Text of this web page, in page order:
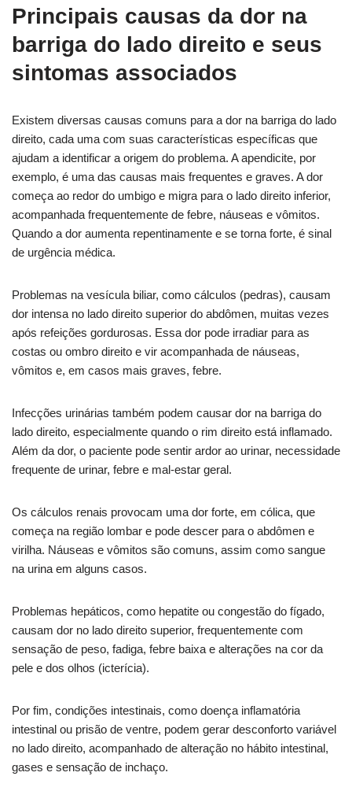
Principais causas da dor na
barriga do lado direito e seus
sintomas associados
Existem diversas causas comuns para a dor na barriga do lado
direito, cada uma com suas características específicas que
ajudam a identificar a origem do problema. A apendicite, por
exemplo, é uma das causas mais frequentes e graves. A dor
começa ao redor do umbigo e migra para o lado direito inferior,
acompanhada frequentemente de febre, náuseas e vômitos.
Quando a dor aumenta repentinamente e se torna forte, é sinal
de urgência médica.
Problemas na vesícula biliar, como cálculos (pedras), causam
dor intensa no lado direito superior do abdômen, muitas vezes
após refeições gordurosas. Essa dor pode irradiar para as
costas ou ombro direito e vir acompanhada de náuseas,
vômitos e, em casos mais graves, febre.
Infecções urinárias também podem causar dor na barriga do
lado direito, especialmente quando o rim direito está inflamado.
Além da dor, o paciente pode sentir ardor ao urinar, necessidade
frequente de urinar, febre e mal-estar geral.
Os cálculos renais provocam uma dor forte, em cólica, que
começa na região lombar e pode descer para o abdômen e
virilha. Náuseas e vômitos são comuns, assim como sangue
na urina em alguns casos.
Problemas hepáticos, como hepatite ou congestão do fígado,
causam dor no lado direito superior, frequentemente com
sensação de peso, fadiga, febre baixa e alterações na cor da
pele e dos olhos (icterícia).
Por fim, condições intestinais, como doença inflamatória
intestinal ou prisão de ventre, podem gerar desconforto variável
no lado direito, acompanhado de alteração no hábito intestinal,
gases e sensação de inchaço.